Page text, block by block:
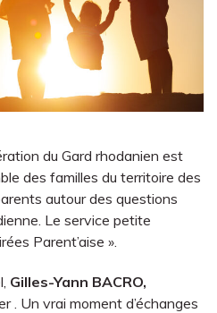
du Gard rhodanien est
des familles du territoire des
autour des questions
Le service petite
Parent’aise ».
Gilles-Yann BACRO,
. Un vrai moment d’échanges